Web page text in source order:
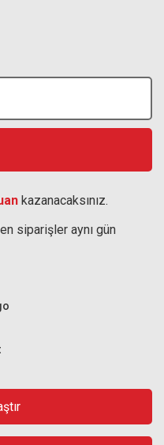
kazanacaksınız.
siparişler aynı gün